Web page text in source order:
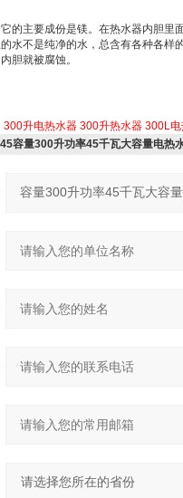
它的主要成份是镁。在热水器内胆
水不是纯净的水，总含有各种各样
胆就被腐蚀。
300升电热水器 300升热水器 300L
容量300升功率45千瓦大容量电热